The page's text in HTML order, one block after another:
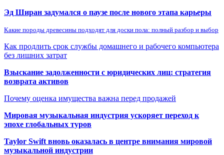
Эд Ширан задумался о паузе после нового этапа карьеры
Какие породы древесины подходят для доски пола: полный разбор и выбор
Как продлить срок службы домашнего и рабочего компьютера
без лишних затрат
Взыскание задолженности с юридических лиц: стратегия
возврата активов
Почему оценка имущества важна перед продажей
Мировая музыкальная индустрия ускоряет переход к
эпохе глобальных туров
Taylor Swift вновь оказалась в центре внимания мировой
музыкальной индустрии